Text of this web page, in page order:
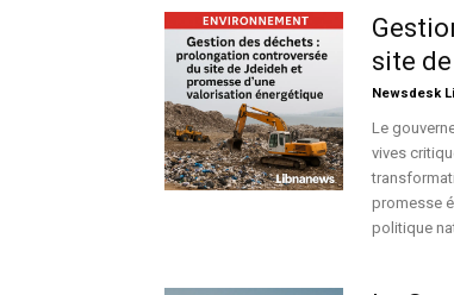
site
Newsdesk
Le
vives
promesse
politique